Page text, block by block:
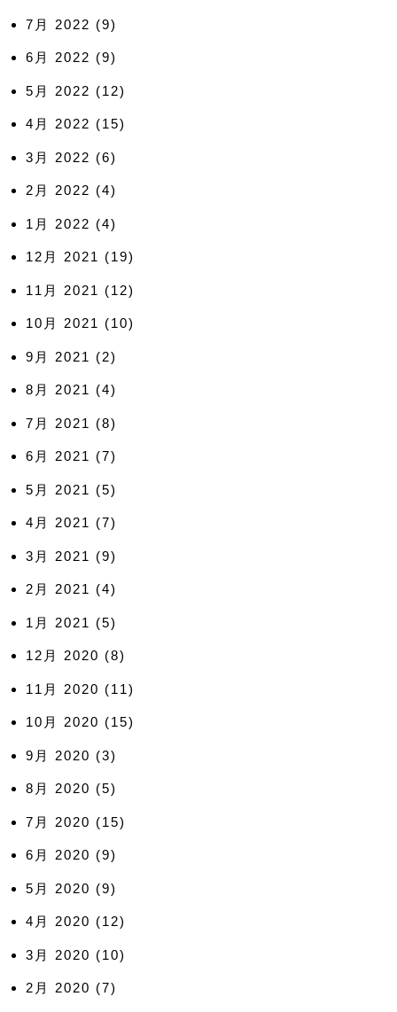
7月 2022 (9)
6月 2022 (9)
5月 2022 (12)
4月 2022 (15)
3月 2022 (6)
2月 2022 (4)
1月 2022 (4)
12月 2021 (19)
11月 2021 (12)
10月 2021 (10)
9月 2021 (2)
8月 2021 (4)
7月 2021 (8)
6月 2021 (7)
5月 2021 (5)
4月 2021 (7)
3月 2021 (9)
2月 2021 (4)
1月 2021 (5)
12月 2020 (8)
11月 2020 (11)
10月 2020 (15)
9月 2020 (3)
8月 2020 (5)
7月 2020 (15)
6月 2020 (9)
5月 2020 (9)
4月 2020 (12)
3月 2020 (10)
2月 2020 (7)